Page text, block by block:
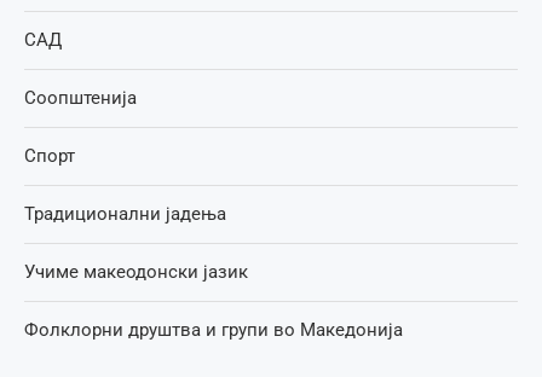
САД
Соопштенија
Спорт
Традиционални јадења
Учиме макеодонски јазик
Фолклорни друштва и групи во Македонија